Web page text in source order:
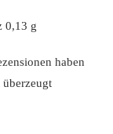
0,13 g
haben